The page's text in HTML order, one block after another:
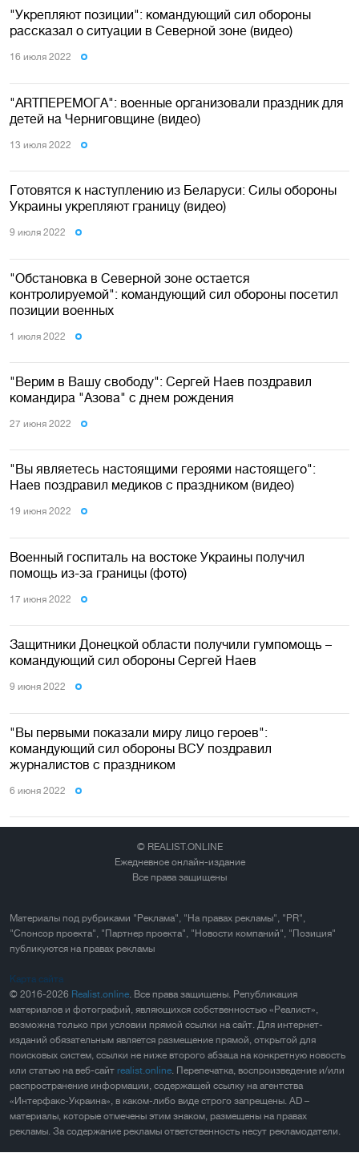
"Укрепляют позиции": командующий сил обороны
рассказал о ситуации в Северной зоне (видео)
16 июля 2022
"ARTПЕРЕМОГА": военные организовали праздник для
детей на Черниговщине (видео)
13 июля 2022
Готовятся к наступлению из Беларуси: Силы обороны
Украины укрепляют границу (видео)
9 июля 2022
"Обстановка в Северной зоне остается
контролируемой": командующий сил обороны посетил
позиции военных
1 июля 2022
"Верим в Вашу свободу": Сергей Наев поздравил
командира "Азова" с днем рождения
27 июня 2022
"Вы являетесь настоящими героями настоящего":
Наев поздравил медиков с праздником (видео)
19 июня 2022
Военный госпиталь на востоке Украины получил
помощь из-за границы (фото)
17 июня 2022
Защитники Донецкой области получили гумпомощь –
командующий сил обороны Сергей Наев
9 июня 2022
"Вы первыми показали миру лицо героев":
командующий сил обороны ВСУ поздравил
журналистов с праздником
6 июня 2022
© REALIST.ONLINE
Ежедневное онлайн-издание
Все права защищены
Материалы под рубриками "Реклама", "На правах рекламы", "PR",
"Спонсор проекта", "Партнер проекта", "Новости компаний", "Позиция"
публикуются на правах рекламы
Карта сайта
© 2016-2026 Realist.online. Все права защищены. Републикация
материалов и фотографий, являющихся собственностью «Реалист»,
возможна только при условии прямой ссылки на сайт. Для интернет-
изданий обязательным является размещение прямой, открытой для
поисковых систем, ссылки не ниже второго абзаца на конкретную новость
или статью на веб-сайт realist.online. Перепечатка, воспроизведение и/или
распространение информации, содержащей ссылку на агентства
«Интерфакс-Украина», в каком-либо виде строго запрещены. AD –
материалы, которые отмечены этим знаком, размещены на правах
рекламы. За содержание рекламы ответственность несут рекламодатели.